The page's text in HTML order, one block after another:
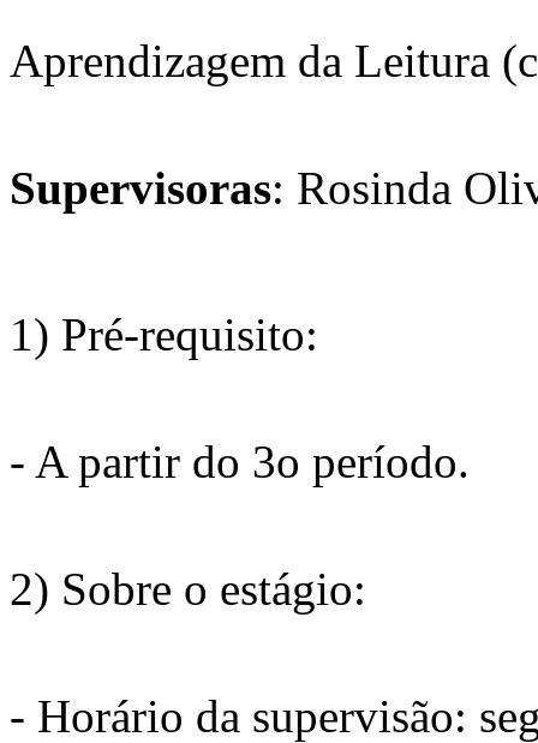
Aprendizagem da Leitura
Supervisoras: Rosinda
1) Pré-requisito:
- A partir do 3o período.
2) Sobre o estágio:
- Horário da supervisão: